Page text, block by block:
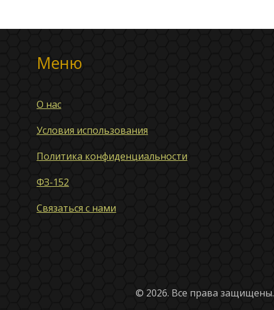
Меню
О нас
Условия использования
Политика конфиденциальности
ФЗ-152
Связаться с нами
© 2026. Все права защищены.